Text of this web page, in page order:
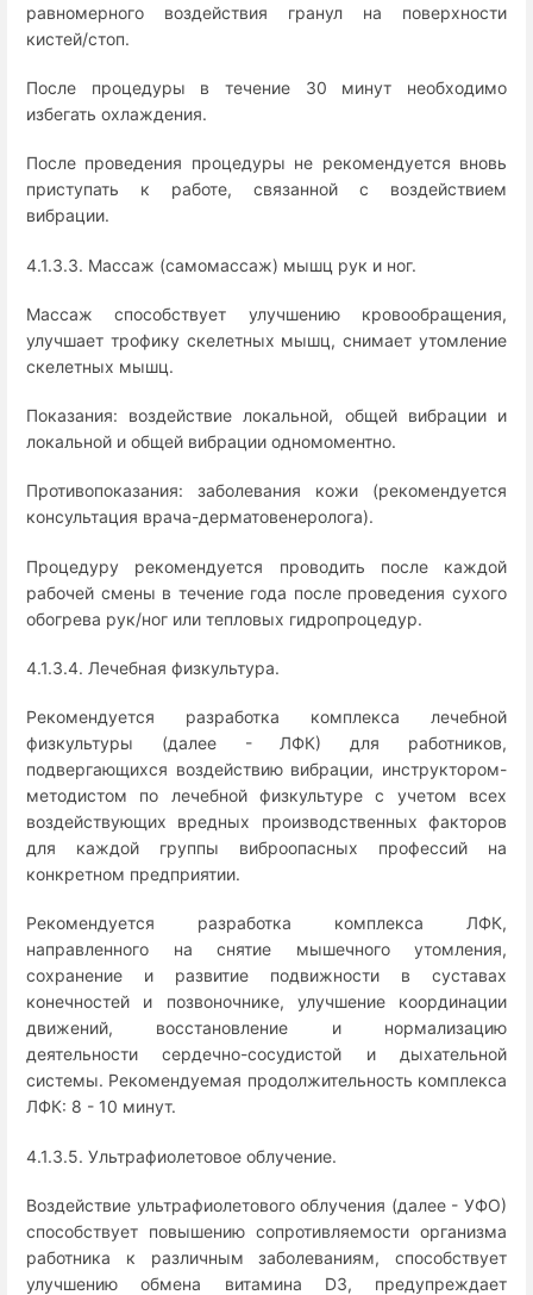
равномерного воздействия гранул на поверхности
кистей/стоп.
После процедуры в течение 30 минут необходимо
избегать охлаждения.
После проведения процедуры не рекомендуется вновь
приступать к работе, связанной с воздействием
вибрации.
4.1.3.3. Массаж (самомассаж) мышц рук и ног.
Массаж способствует улучшению кровообращения,
улучшает трофику скелетных мышц, снимает утомление
скелетных мышц.
Показания: воздействие локальной, общей вибрации и
локальной и общей вибрации одномоментно.
Противопоказания: заболевания кожи (рекомендуется
консультация врача-дерматовенеролога).
Процедуру рекомендуется проводить после каждой
рабочей смены в течение года после проведения сухого
обогрева рук/ног или тепловых гидропроцедур.
4.1.3.4. Лечебная физкультура.
Рекомендуется разработка комплекса лечебной
физкультуры (далее - ЛФК) для работников,
подвергающихся воздействию вибрации, инструктором-
методистом по лечебной физкультуре с учетом всех
воздействующих вредных производственных факторов
для каждой группы виброопасных профессий на
конкретном предприятии.
Рекомендуется разработка комплекса ЛФК,
направленного на снятие мышечного утомления,
сохранение и развитие подвижности в суставах
конечностей и позвоночнике, улучшение координации
движений, восстановление и нормализацию
деятельности сердечно-сосудистой и дыхательной
системы. Рекомендуемая продолжительность комплекса
ЛФК: 8 - 10 минут.
4.1.3.5. Ультрафиолетовое облучение.
Воздействие ультрафиолетового облучения (далее - УФО)
способствует повышению сопротивляемости организма
работника к различным заболеваниям, способствует
улучшению обмена витамина D3, предупреждает